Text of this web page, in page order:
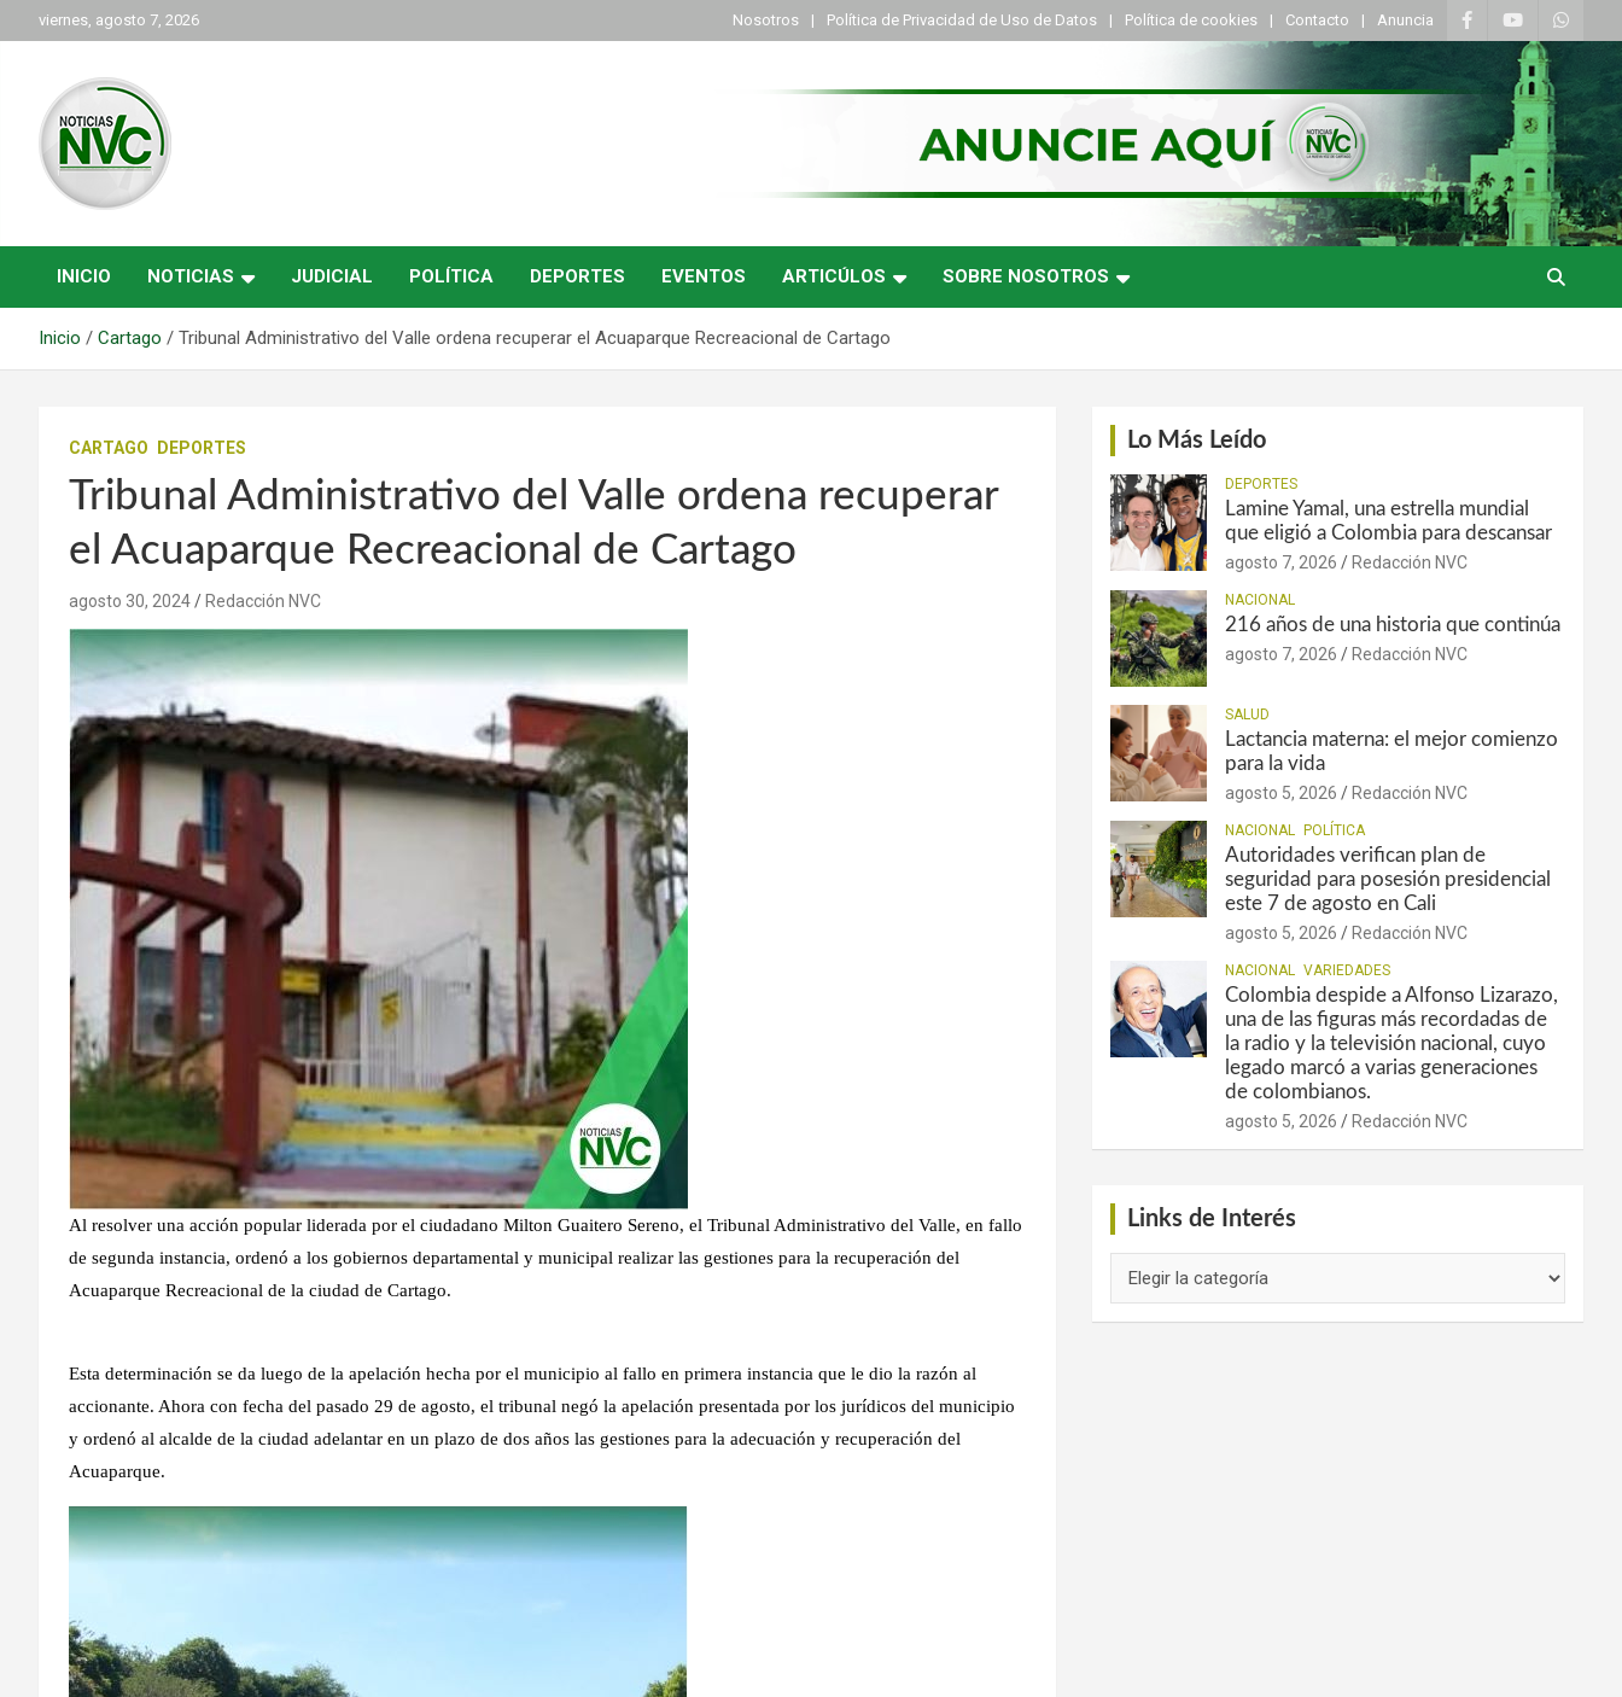
al
viernes, agosto 7, 2026 Nosotros Política de Privacidad de Uso de Datos Política de cookies Contacto Anuncia
NVC Noticias
INICIO NOTICIAS JUDICIAL POLÍTICA DEPORTES EVENTOS ARTICÚLOS SOBRE NOSOTROS
Inicio Cartago Tribunal Administrativo del Valle ordena recuperar el Acuaparque Recreacional de Cartago
CARTAGO DEPORTES
Tribunal Administrativo del Valle ordena recuperar
el Acuaparque Recreacional de Cartago
agosto 30, 2024 Redacción NVC
Al resolver una acción popular liderada por el ciudadano Milton Guaitero Sereno, el Tribunal Administrativo del Valle, en fallo
de segunda instancia, ordenó a los gobiernos departamental y municipal realizar las gestiones para la recuperación del
Acuaparque Recreacional de la ciudad de Cartago.
Esta determinación se da luego de la apelación hecha por el municipio al fallo en primera instancia que le dio la razón al
accionante. Ahora con fecha del pasado 29 de agosto, el tribunal negó la apelación presentada por los jurídicos del municipio
y ordenó al alcalde de la ciudad adelantar en un plazo de dos años las gestiones para la adecuación y recuperación del
Acuaparque.
Lo Más Leído
DEPORTES
Lamine Yamal, una estrella mundial
que eligió a Colombia para descansar
agosto 7, 2026 Redacción NVC
NACIONAL
216 años de una historia que continúa
agosto 7, 2026 Redacción NVC
SALUD
Lactancia materna: el mejor comienzo
para la vida
agosto 5, 2026 Redacción NVC
NACIONAL POLÍTICA
Autoridades verifican plan de
seguridad para posesión presidencial
este 7 de agosto en Cali
agosto 5, 2026 Redacción NVC
NACIONAL VARIEDADES
Colombia despide a Alfonso Lizarazo,
una de las figuras más recordadas de
la radio y la televisión nacional, cuyo
legado marcó a varias generaciones
de colombianos.
agosto 5, 2026 Redacción NVC
Links de Interés
de